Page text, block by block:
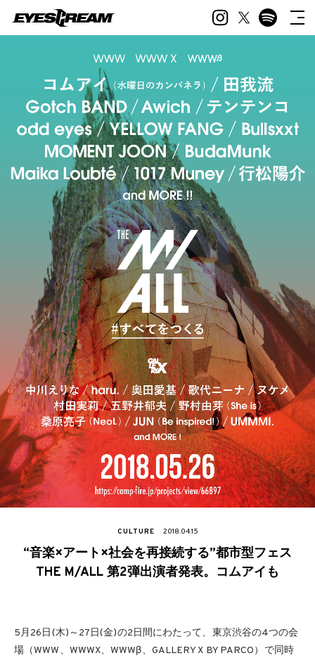
CULTURE 2018.04.15
“音楽×アート×社会を再接続する”都市型フェス
THE M/ALL 第2弾出演者発表。コムアイも
5月26日(木)～27日(金)の2日間にわたって、東京渋谷の4つの会
場（WWW、WWWX、WWWβ、GALLERY X BY PARCO）で同時